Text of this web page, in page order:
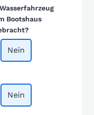
Bootshaus
Nein
Nein